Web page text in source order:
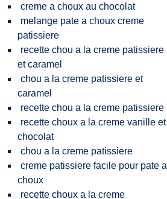
creme a choux au chocolat
melange pate a choux creme
patissiere
recette chou a la creme patissiere
et caramel
chou a la creme patissiere et
caramel
recette chou a la creme patissiere
recette choux a la creme vanille et
chocolat
chou a la creme patissiere
creme patissiere facile pour pate a
choux
recette choux a la creme